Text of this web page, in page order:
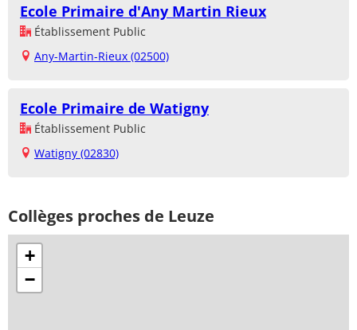
Ecole Primaire d'Any Martin Rieux
Établissement Public
Any-Martin-Rieux (02500)
Ecole Primaire de Watigny
Établissement Public
Watigny (02830)
Collèges proches de Leuze
+
−